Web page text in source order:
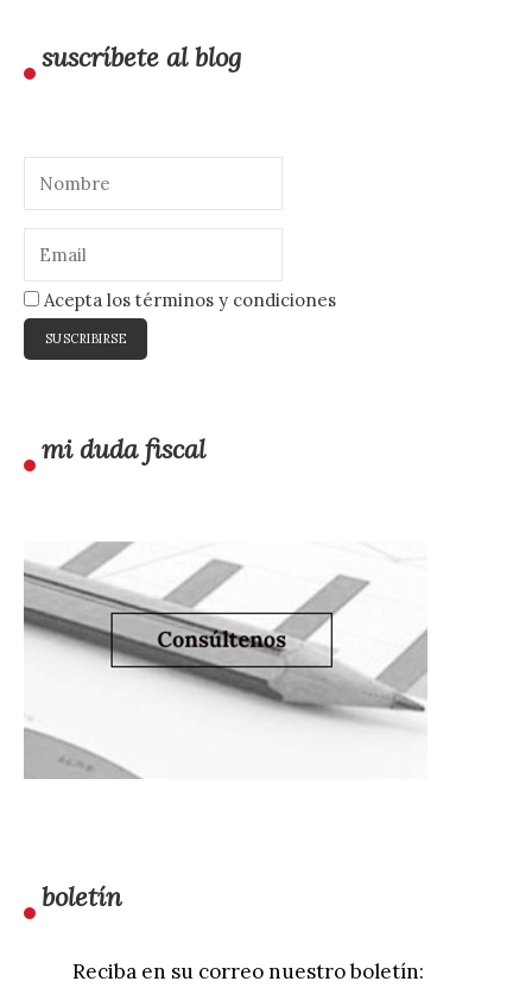
suscríbete al blog
Acepta los términos y condiciones
mi duda fiscal
boletín
Reciba en su correo nuestro boletín: